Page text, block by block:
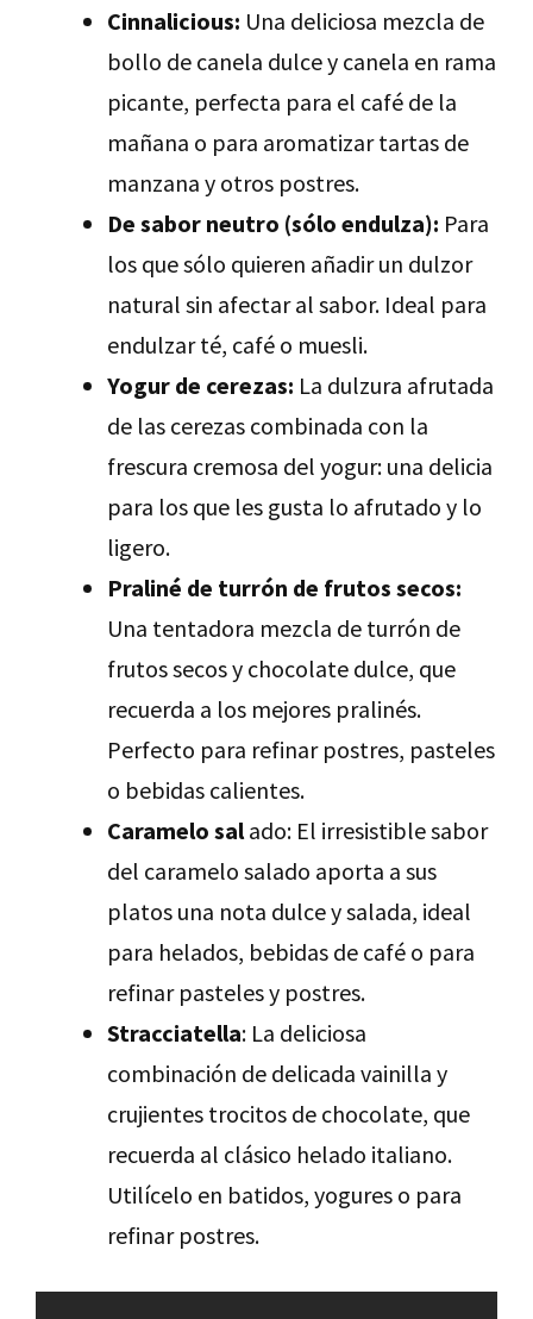
Cinnalicious: Una deliciosa mezcla de
bollo de canela dulce y canela en rama
picante, perfecta para el café de la
mañana o para aromatizar tartas de
manzana y otros postres.
De sabor neutro (sólo endulza): Para
los que sólo quieren añadir un dulzor
natural sin afectar al sabor. Ideal para
endulzar té, café o muesli.
Yogur de cerezas: La dulzura afrutada
de las cerezas combinada con la
frescura cremosa del yogur: una delicia
para los que les gusta lo afrutado y lo
ligero.
Praliné de turrón de frutos secos:
Una tentadora mezcla de turrón de
frutos secos y chocolate dulce, que
recuerda a los mejores pralinés.
Perfecto para refinar postres, pasteles
o bebidas calientes.
Caramelo sal ado: El irresistible sabor
del caramelo salado aporta a sus
platos una nota dulce y salada, ideal
para helados, bebidas de café o para
refinar pasteles y postres.
Stracciatella: La deliciosa
combinación de delicada vainilla y
crujientes trocitos de chocolate, que
recuerda al clásico helado italiano.
Utilícelo en batidos, yogures o para
refinar postres.